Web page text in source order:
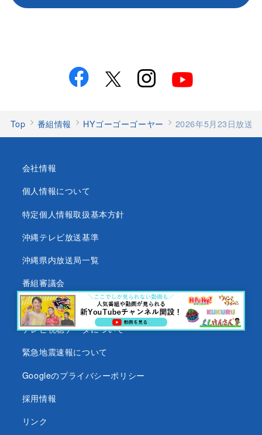
Top 番組情報 HYゴーゴーゴーヤー 2026年5月23日放送
会社情報
個人情報について
特定個人情報取扱基本方針
沖縄テレビ放送基準
沖縄県内放送局一覧
番組審議会
沖縄テレビ名義の後援依頼について
テレビ視聴データについて
緊急地震速報について
Googleのプライバシーポリシー
採用情報
リンク